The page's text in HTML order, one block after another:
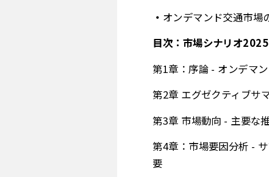
オンデマンド交通市場
目次：市場シナリオ
第1章：序論 - オンデマ
第2章 エグゼクティブサ
第3章 市場動向 - 主要な
第4章：市場要因分析 -
要